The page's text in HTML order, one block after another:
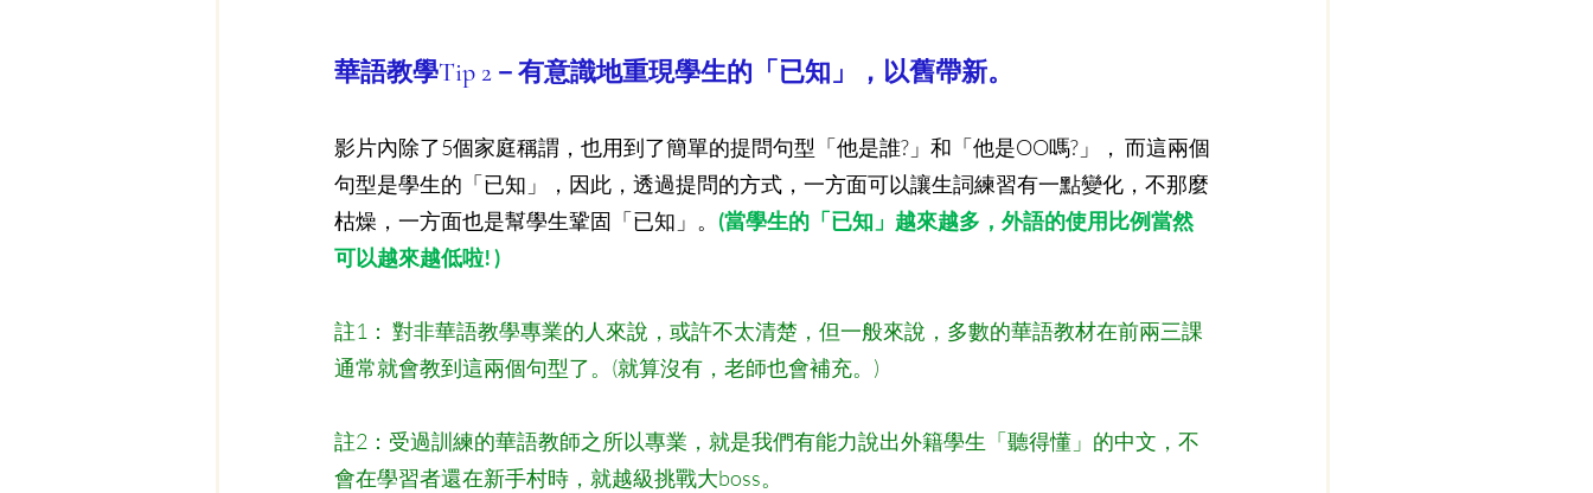
華語教學Tip 2－有意識地重現學生的「已知」，以舊帶新。
影片內除了5個家庭稱謂，也用到了簡單的提問句型「他是誰?」和「他是OO嗎?」， 而這兩個
句型是學生的「已知」，因此，透過提問的方式，一方面可以讓生詞練習有一點變化，不那麼
枯燥，一方面也是幫學生鞏固「已知」。 (當學生的「已知」越來越多，外語的使用比例當然
可以越來越低啦! )
註1： 對非華語教學專業的人來說，或許不太清楚，但一般來說，多數的華語教材在前兩三課
通常就會教到這兩個句型了。(就算沒有，老師也會補充。)
註2：受過訓練的華語教師之所以專業，就是我們有能力說出外籍學生「聽得懂」的中文，不
會在學習者還在新手村時，就越級挑戰大boss。